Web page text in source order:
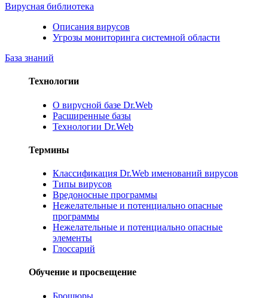
Вирусная библиотека
Описания вирусов
Угрозы мониторинга системной области
База знаний
Технологии
О вирусной базе Dr.Web
Расширенные базы
Технологии Dr.Web
Термины
Классификация Dr.Web именований вирусов
Типы вирусов
Вредоносные программы
Нежелательные и потенциально опасные
программы
Нежелательные и потенциально опасные
элементы
Глоссарий
Обучение и просвещение
Брошюры